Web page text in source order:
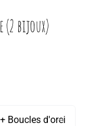
(2 bijoux)
